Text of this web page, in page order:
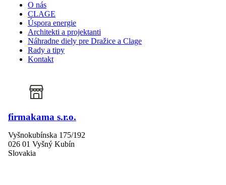
O nás
CLAGE
Úspora energie
Architekti a projektanti
Náhradne diely pre Dražice a Clage
Rady a tipy
Kontakt
firmakama s.r.o.
Vyšnokubínska 175/192
026 01 Vyšný Kubín
Slovakia